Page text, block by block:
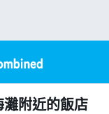
附近​的飯店